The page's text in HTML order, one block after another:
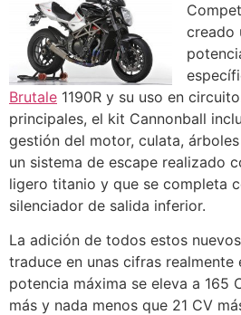
creado
Brutale 1190R y su uso en
principales, el kit Cannonball
gestión del motor, culata,
un sistema de escape realizado
ligero titanio y que se completa
silenciador de salida inferior.
La adición de todos estos
traduce en unas cifras realmente
potencia máxima se eleva a 165
más y nada menos que 21 CV